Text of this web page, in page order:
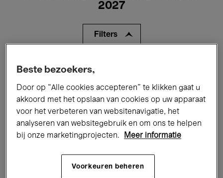
2027
Filters
Alle evenementen
Tentoonstellingen Films
Performances Lezingen & Debatten
Jazz Klassieke Muziek Global Music
Beste bezoekers,
Door op “Alle cookies accepteren” te klikken gaat u
akkoord met het opslaan van cookies op uw apparaat
voor het verbeteren van websitenavigatie, het
analyseren van websitegebruik en om ons te helpen
bij onze marketingprojecten.
Meer informatie
Voorkeuren beheren